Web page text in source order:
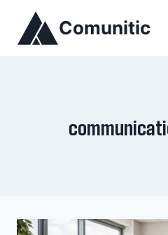
contenu
Comunitic